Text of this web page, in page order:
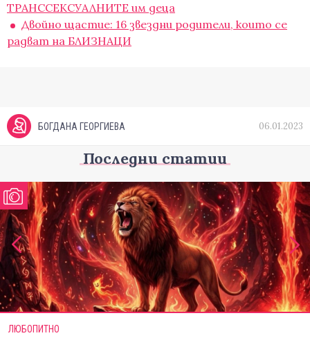
ТРАНССЕКСУАЛНИТЕ им деца
Двойно щастие: 16 звездни родители, които се
радват на БЛИЗНАЦИ
БОГДАНА ГЕОРГИЕВА 06.01.2023
Последни статии
ЛЮБОПИТНО